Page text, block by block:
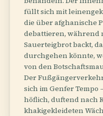
füllt sich mit
die über afghanische
debattieren, während
Sauerteigbrot backt,
durchgehen könnte,
von den
Der
sich im Genfer Tempo
höflich, duftend nach
khakigekleideten